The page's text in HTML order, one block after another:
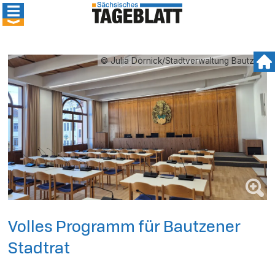
© Julia Dornick/Stadtverwaltung Bautzen
Volles Programm für Bautzener
Stadtrat